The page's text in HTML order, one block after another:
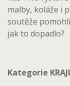
malby, koláže i
soutěže
jak to dopadlo?
Kategorie